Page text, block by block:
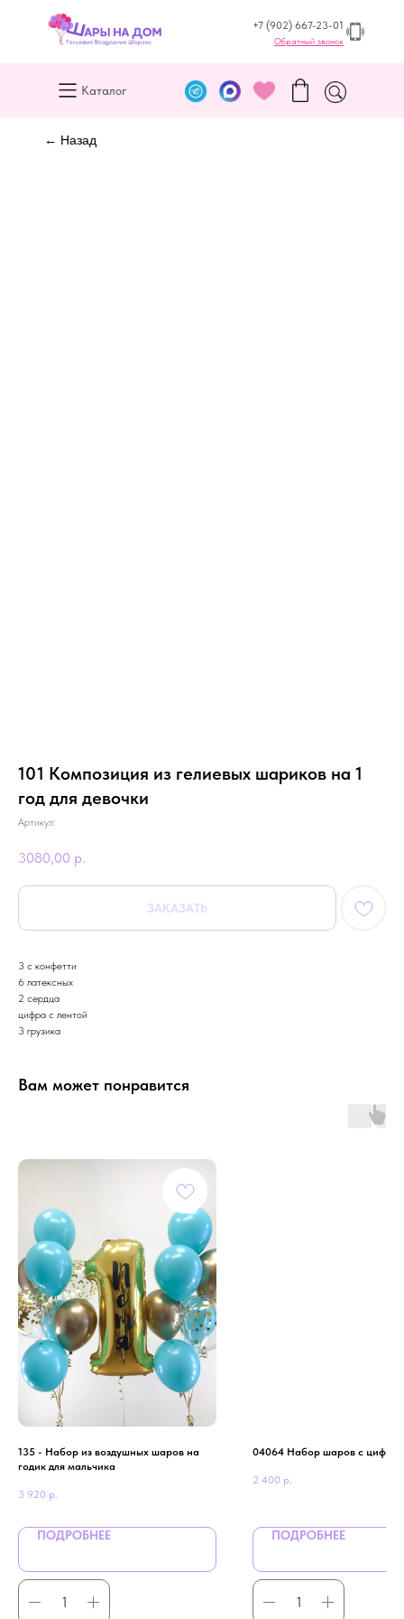
+7 (902) 667-23-01
Обратный звонок
Каталог
← Назад
101 Композиция из гелиевых шариков на 1
год для девочки
Артикул:
3080,00 р.
ЗАКАЗАТЬ
3 с конфетти
6 латексных
2 сердца
цифра с лентой
3 грузика
Вам может понравится
135 - Набор из воздушных шаров на
годик для мальчика
3 920 р.
ПОДРОБНЕЕ
04064 Набор шаров с
2 400 р.
ПОДРОБНЕЕ